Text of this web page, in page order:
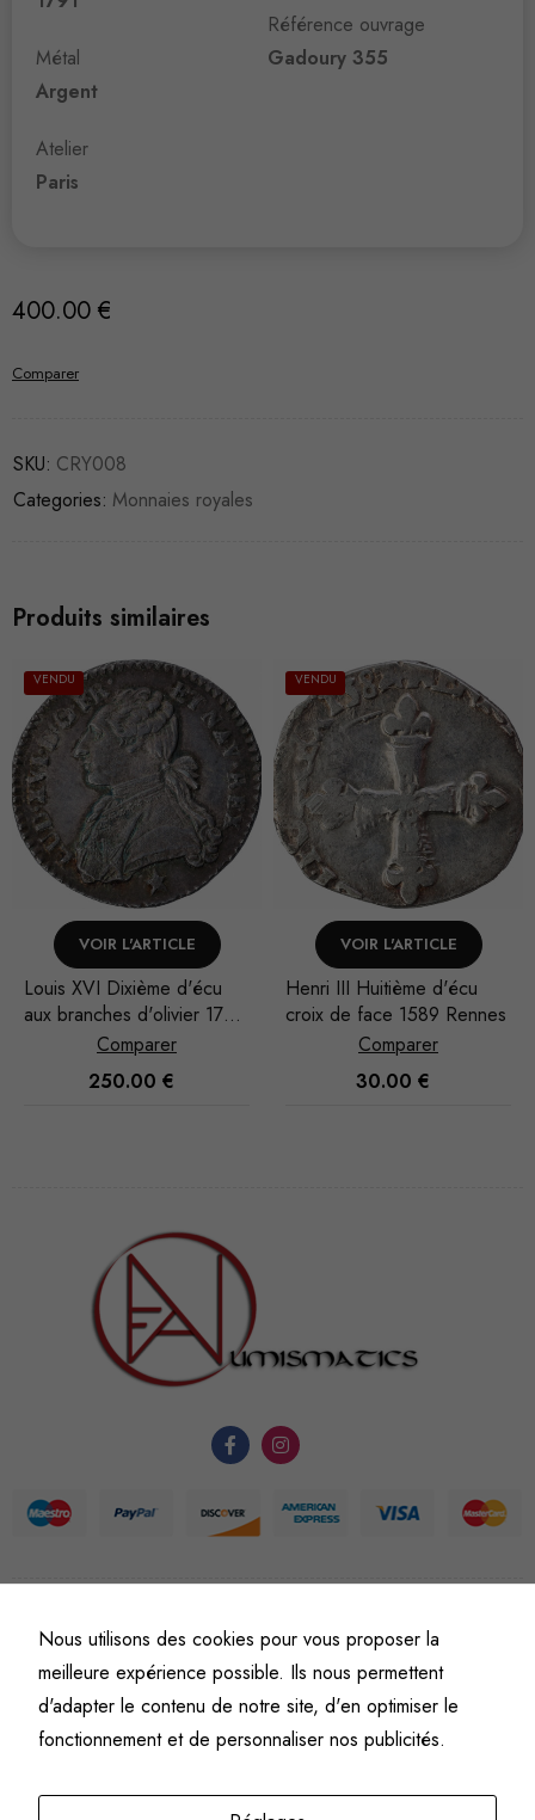
Métal
Argent
Atelier
Paris
Référence ouvrage
Gadoury 355
400.00 €
Comparer
SKU: CRY008
Categories: Monnaies royales
Produits similaires
VENDU
VOIR L'ARTICLE
Henri III Huitième d'écu
croix de face 1589 Rennes
Comparer
30.00 €
VENDU
VOIR L'ARTICLE
Louis XV Demi-écu au
bandeau 1748 Lille
Comparer
300.00€
© Fine art numismatics
Politique de confidentialitéConditions générales de vente et d’utilisation
Mentions légales
Nous utilisons des cookies pour vous proposer la
meilleure expérience possible. Ils nous permettent
d'adapter le contenu de notre site, d'en optimiser le
fonctionnement et de personnaliser nos publicités.
du site Web.
nous
structure du
site Web, en
fonction de
l'usage qu'il